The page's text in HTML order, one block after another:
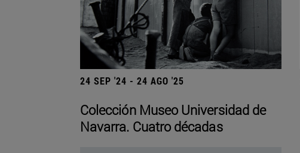
24 SEP '24 - 24 AGO '25
Colección Museo Universidad de
Navarra. Cuatro décadas